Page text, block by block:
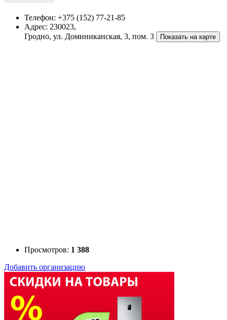
Телефон: +375 (152) 77-21-85
Адрес: 230023,
Гродно, ул. Доминиканская, 3, пом. 3
Просмотров: 1 388
Добавить организацию